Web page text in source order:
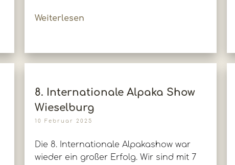
Weiterlesen
8. Internationale Alpaka Show
Wieselburg
10 Februar 2025
Die 8. Internationale Alpakashow war
wieder ein großer Erfolg. Wir sind mit 7